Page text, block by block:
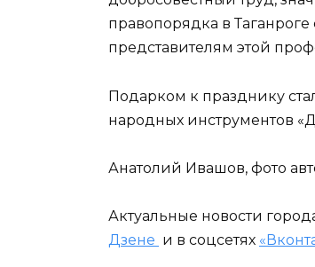
правопорядка в
представителям этой
Подарком к празднику
народных инструментов
Анатолий Ивашов, фото
Актуальные новости
Дзене и в соцсетях